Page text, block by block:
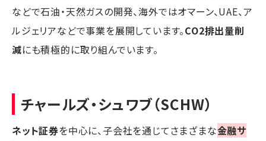
などで石油・天然ガスの開発、海外ではオマーン、UAE、ア
ルジェリアなどで事業を展開しています。CO2排出量削
減にも積極的に取り組んでいます。
チャールズ・シュワブ（SCHW）
ネット証券を中心に、子会社を通じてさまざまな金融サ